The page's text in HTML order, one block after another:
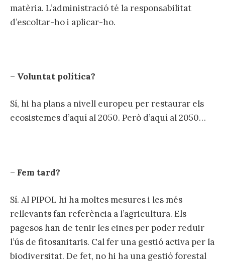
matèria. L’administració té la responsabilitat
d’escoltar-ho i aplicar-ho.
– Voluntat política?
Sí, hi ha plans a nivell europeu per restaurar els
ecosistemes d’aquí al 2050. Però d’aquí al 2050…
– Fem tard?
Sí. Al PIPOL hi ha moltes mesures i les més
rellevants fan referència a l’agricultura. Els
pagesos han de tenir les eines per poder reduir
l’ús de fitosanitaris. Cal fer una gestió activa per la
biodiversitat. De fet, no hi ha una gestió forestal